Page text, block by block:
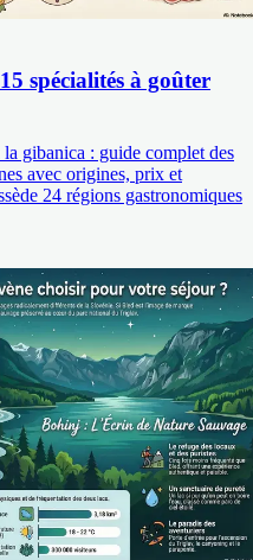
spécialités à goûter
gibanica : guide complet des
avec origines, prix et
24 régions gastronomiques